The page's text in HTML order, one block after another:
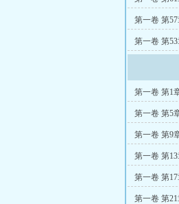
第一卷 第
第一卷 第
第一卷 第1
第一卷 第5
第一卷 第9
第一卷 第
第一卷 第17
第一卷 第